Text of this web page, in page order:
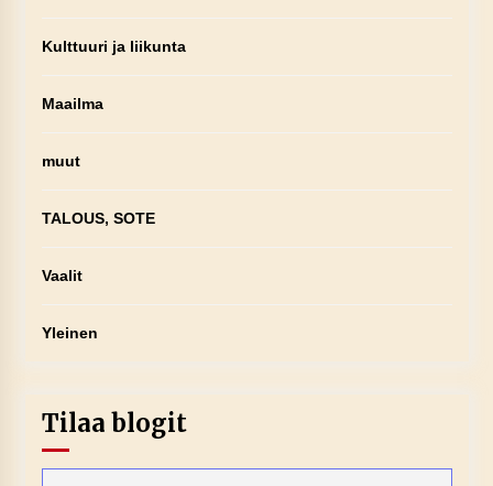
Kulttuuri ja liikunta
Maailma
muut
TALOUS, SOTE
Vaalit
Yleinen
Tilaa blogit